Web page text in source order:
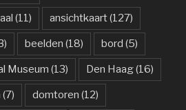
(11) ansichtkaart(127)
beelden (18) bord (5)
Museum (13) Den Haag(16)
(7) domtoren (12)